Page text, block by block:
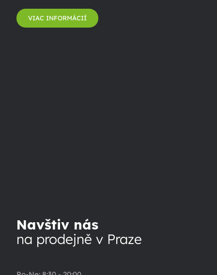
VIAC INFORMÁCIÍ
Navštiv nás
na prodejně v Praze